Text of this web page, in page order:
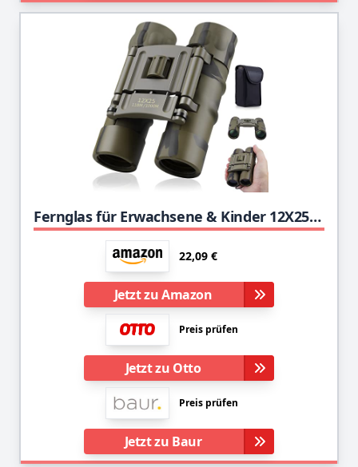
Fernglas für Erwachsene & Kinder 12X25 HD Kompaktes Fernglas Kleines Ferngläser Wasserdicht die Vogelbeobachtung, Jagd,Wandern,Konzertreise
22,09 €
Jetzt zu Amazon
Preis prüfen
Jetzt zu Otto
Preis prüfen
Jetzt zu Baur